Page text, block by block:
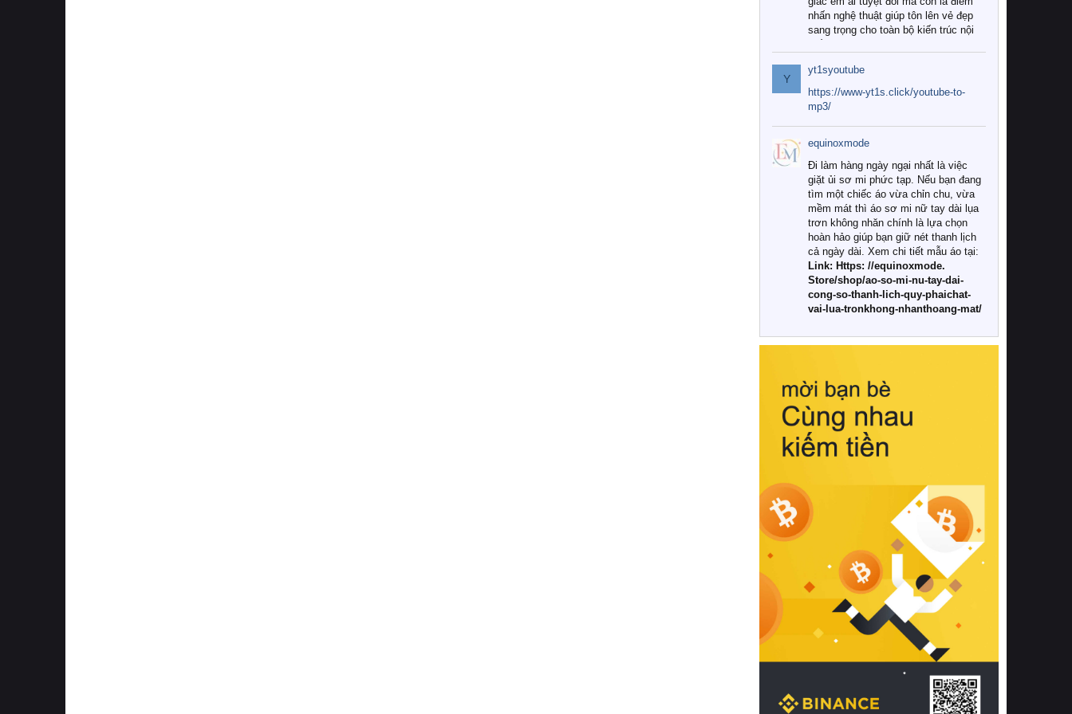
nhấn nghệ thuật giúp tôn lên vẻ đẹp
sang trọng cho toàn bộ kiến trúc nội
Tuy nhiên, giữa thị trường đa dạng
với vô vàn thương hiệu và mẫu mã
như hiện nay, làm thế nào để chọn
được những bộ chăn ga gối đệm cao
cấp thực sự chất lượng, phù hợp với
khí hậu và nhu cầu sử dụng của gia
đình? Hãy cùng chúng tôi đi tìm lời
giải đáp chi tiết qua bài viết dưới đây.
1. Tại sao các gia đình hiện đại lại ưa
chuộng chăn ga gối đệm cao cấp?
Khác với các dòng sản phẩm thông
thường, những bộ chăn ga gối đệm
cao cấp trải qua quy trình sản xuất
nghiêm ngặt từ khâu chọn lọc nguyên
liệu tự nhiên đến công nghệ dệt
nhuộm hiện đại không chứa hóa chất
này, bạn sẽ cảm nhận rõ rệt sự khác
hồi chuẩn xác của phần đệm nâng đỡ
cột sống.
Bên cạnh đó, việc lựa chọn các dòng
sản phẩm đạt chuẩn chất lượng quốc
tế còn giúp ngăn ngừa tình trạng kích
khuẩn và nấm mốc trong điều kiện
thời tiết nóng ẩm. Bạn có thể tìm hiểu
thêm các nghiên cứu khoa học về tác
động của giấc ngủ và môi trường
phòng ngủ đối với sức khỏe con
người tại Sleep Foundation (External
Link) để có cái nhìn toàn diện hơn.
2. Các tiêu chí vàng khi lựa chọn
chăn ga gối đệm cao cấp cho phòng
ngủ
Để sở hữu một bộ chăn ga gối đệm
cao cấp hoàn hảo cả về thẩm mỹ lẫn
công năng, người tiêu dùng cần cân
nhắc kỹ lưỡng các tiêu chí quan trọng
Y
yt1syoutube
https://www-yt1s.click/youtube-to-
mp3/
equinoxmode
Đi làm hàng ngày ngại nhất là việc
giặt ủi sơ mi phức tạp. Nếu bạn đang
tìm một chiếc áo vừa chỉn chu, vừa
mềm mát thì áo sơ mi nữ tay dài lụa
trơn không nhăn chính là lựa chọn
hoàn hảo giúp bạn giữ nét thanh lịch
cả ngày dài. Xem chi tiết mẫu áo tại:
Link: Https: //equinoxmode.
Store/shop/ao-so-mi-nu-tay-dai-
cong-so-thanh-lich-quy-phaichat-
vai-lua-tronkhong-nhanthoang-mat/